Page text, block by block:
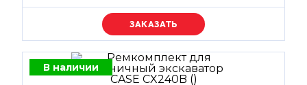
Уточняйте цену
В наличии